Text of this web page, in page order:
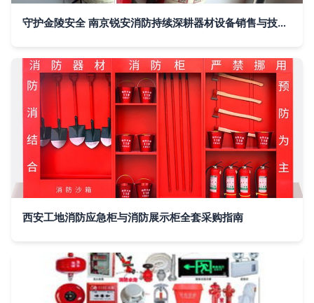
守护金陵安全 南京锐安消防持续深耕器材设备销售与技术服务
西安工地消防应急柜与消防展示柜全套采购指南